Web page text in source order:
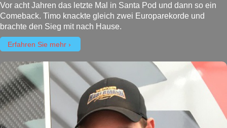
Vor acht Jahren das letzte Mal in Santa Pod und dann so ein
Comeback. Timo knackte gleich zwei Europarekorde und
brachte den Sieg mit nach Hause.
Erfahren Sie mehr